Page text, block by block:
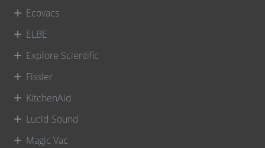
Ecovacs
ELBE
Explore Scientific
Fissler
KitchenAid
Lucid Sound
Magic Vac